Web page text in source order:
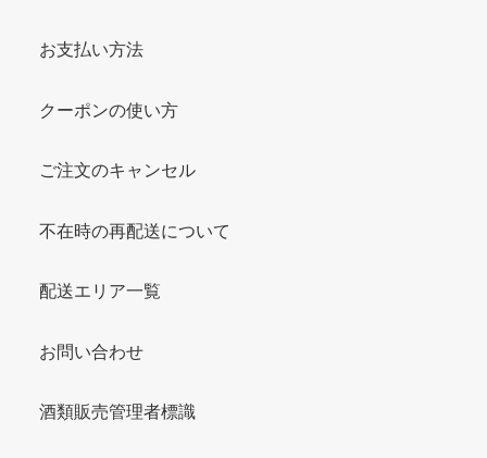
お支払い方法
クーポンの使い方
ご注文のキャンセル
不在時の再配送について
配送エリア一覧
お問い合わせ
酒類販売管理者標識